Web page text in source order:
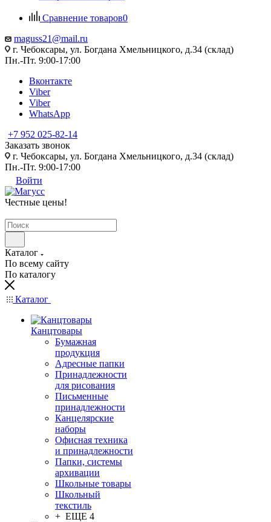
Сравнение товаров0
maguss21@mail.ru
г. Чебоксары, ул. Богдана Хмельницкого, д.34 (склад)
Пн.-Пт. 9:00-17:00
Вконтакте
Viber
Viber
WhatsApp
+7 952 025-82-14
Заказать звонок
г. Чебоксары, ул. Богдана Хмельницкого, д.34 (склад)
Пн.-Пт. 9:00-17:00
Войти
Честные цены!
Каталог
По всему сайту
По каталогу
Каталог
Канцтовары
Бумажная
продукция
Адресные папки
Принадлежности
для рисования
Письменные
принадлежности
Канцелярские
наборы
Офисная техника
и принадлежности
Папки, системы
архивации
Школьные товары
Школьный
текстиль
+ ЕЩЕ 4